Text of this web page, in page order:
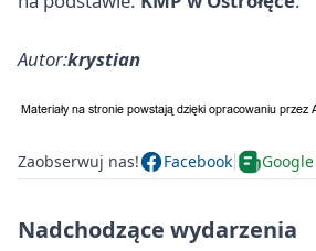
Autor:krystian
Zaobserwuj nas! Facebook
Nadchodzące wydarzenia